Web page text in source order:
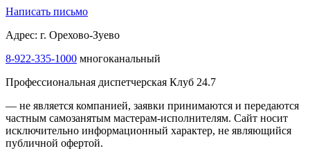
Написать письмо
Адрес: г. Орехово-Зуево
8-922-335-1000 многоканальный
Профессиональная диспетчерская Клуб 24.7
— не является компанией, заявки принимаются и передаются
частным самозанятым мастерам‑исполнителям. Сайт носит
исключительно информационный характер, не являющийся
публичной офертой.